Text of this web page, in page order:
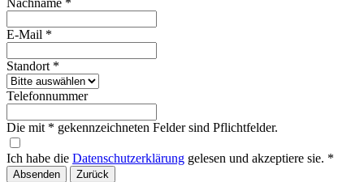
Nachname *
E-Mail *
Standort *
Telefonnummer
Die mit * gekennzeichneten Felder sind Pflichtfelder.
Ich habe die Datenschutzerklärung gelesen und akzeptiere sie. *
Absenden Zurück